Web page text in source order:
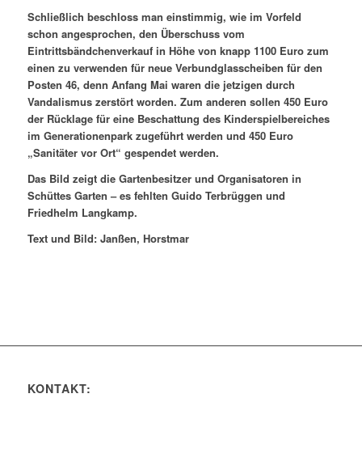
Schließlich beschloss man einstimmig, wie im Vorfeld
schon angesprochen, den Überschuss vom
Eintrittsbändchenverkauf in Höhe von knapp 1100 Euro zum
einen zu verwenden für neue Verbundglasscheiben für den
Posten 46, denn Anfang Mai waren die jetzigen durch
Vandalismus zerstört worden. Zum anderen sollen 450 Euro
der Rücklage für eine Beschattung des Kinderspielbereiches
im Generationenpark zugeführt werden und 450 Euro
„Sanitäter vor Ort“ gespendet werden.
Das Bild zeigt die Gartenbesitzer und Organisatoren in
Schüttes Garten – es fehlten Guido Terbrüggen und
Friedhelm Langkamp.
Text und Bild: Janßen, Horstmar
KONTAKT: